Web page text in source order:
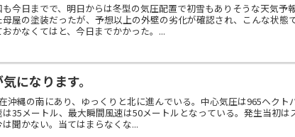
今日までで、明日からは冬型の気圧配置で初雪もありそうな天気予
屋の塗装だったが、予想以上の外壁の劣化が確認され、こんな状態
かなくてはと、今日までかかった。...
になります。
沖縄の南にあり、ゆっくりと北に進んでいる。中心気圧は965ヘクト
35メートル、最大瞬間風速は50メートルとなっている。発生当初は
聞かない。当てはまらなくな...